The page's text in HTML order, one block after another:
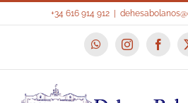
+34 616 914 912
WhatsAppInstagram